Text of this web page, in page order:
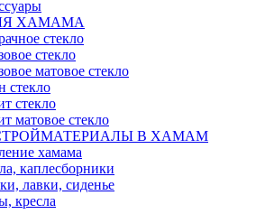
ХАМАМА
стекло
стекло
матовое стекло
стекло
стекло
матовое стекло
В ХАМАМ
хамама
каплесборники
лавки, сиденье
кресла